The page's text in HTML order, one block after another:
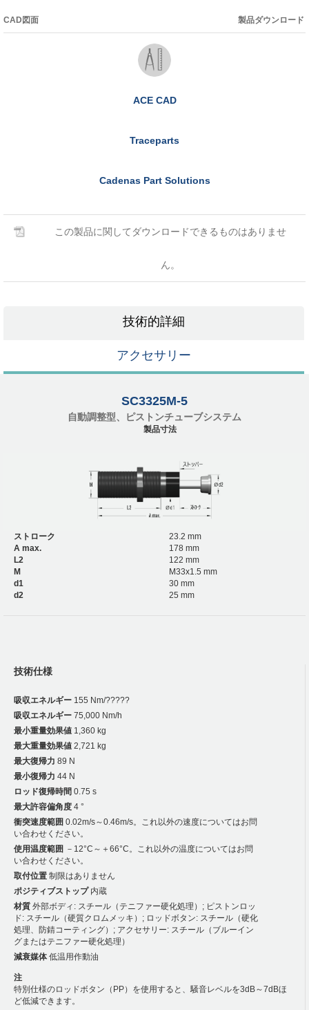
CAD図面 製品ダウンロード
ACE CAD
Traceparts
Cadenas Part Solutions
この製品に関してダウンロードできるものはありませ
ん。
技術的詳細
アクセサリー
SC3325M-5
自動調整型、ピストンチューブシステム
製品寸法
ストローク
23.2 mm
A max.
178 mm
L2
122 mm
M
M33x1.5 mm
d1
30 mm
d2
25 mm
技術仕様
吸収エネルギー 155 Nm/?????
吸収エネルギー 75,000 Nm/h
最小重量効果値 1,360 kg
最大重量効果値 2,721 kg
最大復帰力 89 N
最小復帰力 44 N
ロッド復帰時間 0.75 s
最大許容偏角度 4 °
衝突速度範囲 0.02m/s～0.46m/s。これ以外の速度についてはお問
い合わせください。
使用温度範囲 －12°C～＋66°C。これ以外の温度についてはお問
い合わせください。
取付位置 制限はありません
ポジティブストップ内蔵
材質 外部ボディ: スチール（テニファー硬化処理）; ピストンロッ
ド: スチール（硬質クロムメッキ）; ロッドボタン: スチール（硬化
処理、防錆コーティング）; アクセサリー: スチール（ブルーイン
グまたはテニファー硬化処理）
減衰媒体低温用作動油
注
特別仕様のロッドボタン（PP）を使用すると、騒音レベルを3dB～7dBほ
ど低減できます。